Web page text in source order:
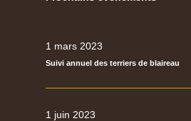
1 mars 2023
Suivi annuel des terriers de blaireau
1 juin 2023